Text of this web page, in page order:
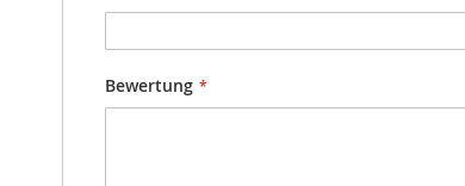
Bewertung